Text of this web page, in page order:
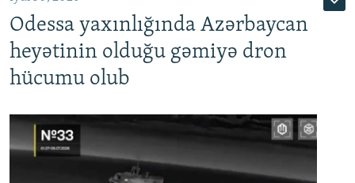
Odessa yaxınlığında Azərbaycan
heyətinin olduğu gəmiyə dron
hücumu olub